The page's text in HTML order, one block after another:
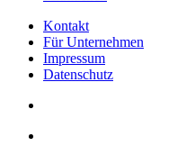
Kontakt
Für Unternehmen
Impressum
Datenschutz